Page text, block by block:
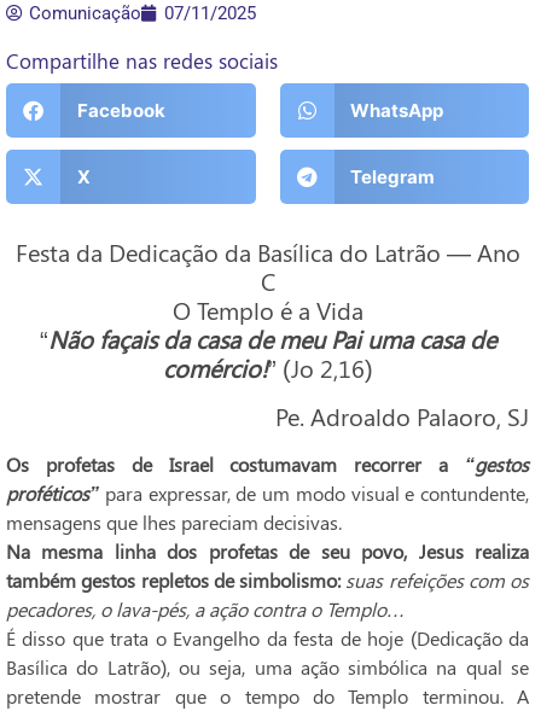
Comunicação 07/11/2025
Compartilhe nas redes sociais
Facebook WhatsApp
X Telegram
Festa da Dedicação da Basílica do Latrão — Ano
C
O Templo é a Vida
“Não façais da casa de meu Pai uma casa de
comércio!” (Jo 2,16)
Pe. Adroaldo Palaoro, SJ
Os profetas de Israel costumavam recorrer a
“gestos
proféticos” para expressar, de um modo visual e contundente,
mensagens que lhes pareciam decisivas.
Na mesma linha dos profetas de seu povo, Jesus realiza
também gestos repletos de simbolismo: suas refeições com os
pecadores, o lava-pés, a ação contra o Templo…
É disso que trata o Evangelho da festa de hoje (Dedicação da
Basílica do Latrão), ou seja, uma ação simbólica na qual se
pretende mostrar que o tempo do Templo terminou. A